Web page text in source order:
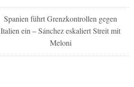
Spanien führt Grenzkontrollen gegen
Italien ein – Sánchez eskaliert Streit mit
Meloni